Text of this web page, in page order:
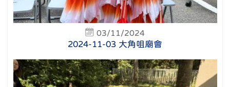
03/11/2024
2024-11-03 大角咀廟會